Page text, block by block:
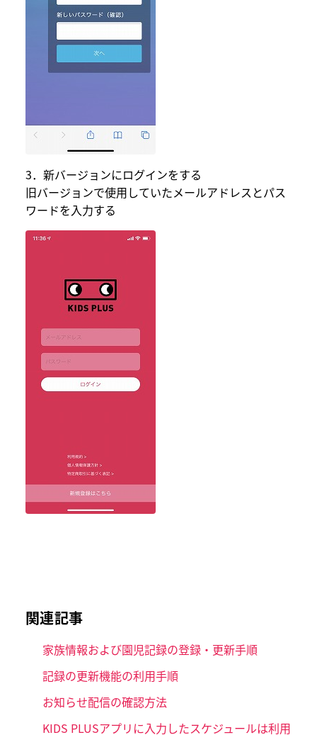
3．新バージョンにログインをする
旧バージョンで使用していたメールアドレスとパス
ワードを入力する
関連記事
家族情報および園児記録の登録・更新手順
記録の更新機能の利用手順
お知らせ配信の確認方法
KIDS PLUSアプリに入力したスケジュールは利用